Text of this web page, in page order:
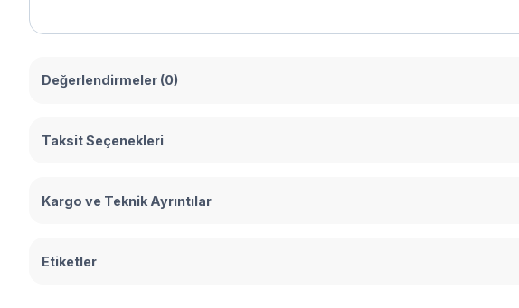
Değerlendirmeler (0)
Taksit Seçenekleri
Kargo ve Teknik Ayrıntılar
Etiketler